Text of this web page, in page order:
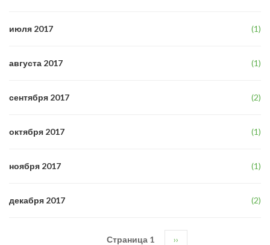
июля 2017 (1)
августа 2017 (1)
сентября 2017 (2)
октября 2017 (1)
ноября 2017 (1)
декабря 2017 (2)
Страница 1
Следующая
››